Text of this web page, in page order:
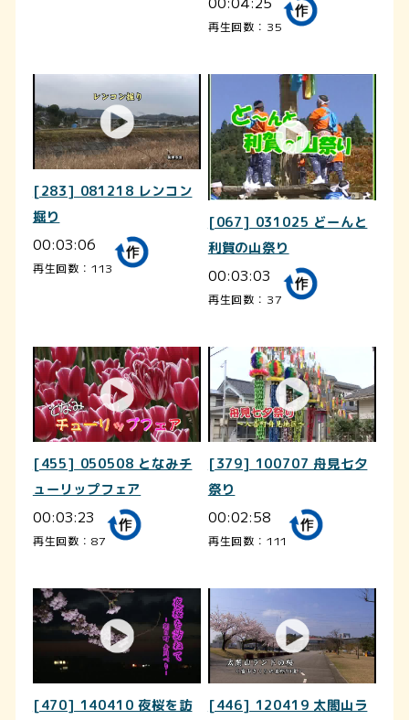
再生回数：35
[283] 081218 レンコン
掘り
00:03:06
再生回数：113
[067] 031025 どーんと
利賀の山祭り
00:03:03
再生回数：37
[455] 050508 となみチ
ューリップフェア
00:03:23
再生回数：87
[379] 100707 舟見七夕
祭り
00:02:58
再生回数：111
[470] 140410 夜桜を訪
[446] 120419 太閤山ラ